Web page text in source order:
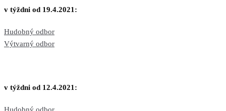
v týždni od 19.4.2021:
Hudobný odbor
Výtvarný odbor
v týždni od 12.4.2021: